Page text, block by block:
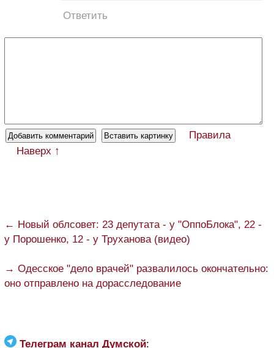
Ответить
Правила
Наверх ↑
← Новый облсовет: 23 депутата - у "ОппоБлока", 22 -
у Порошенко, 12 - у Труханова (видео)
→ Одесское "дело врачей" развалилось окончательно:
оно отправлено на дорасследование
Телеграм канал Думской: